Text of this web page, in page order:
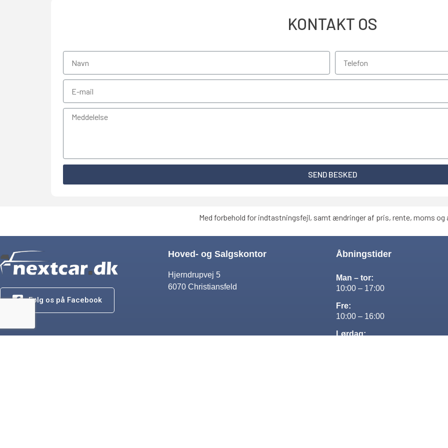
KONTAKT OS
SEND BESKED
Med forbehold for indtastningsfejl, samt ændringer af pris, rente, moms og
Følg os på Facebook
Hoved- og Salgskontor
Hjerndrupvej 5
6070 Christiansfeld
Åbningstider
Man – tor:
10:00 – 17:00
Fre:
10:00 – 16:00
Lørdag: